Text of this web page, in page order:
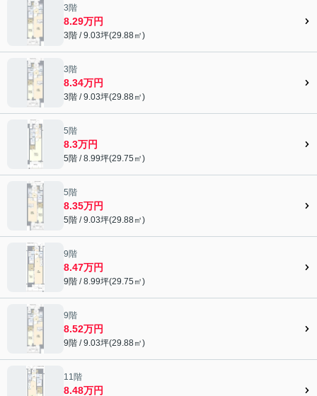
3階
8.29万円
3階 / 9.03坪(29.88㎡)
3階
8.34万円
3階 / 9.03坪(29.88㎡)
5階
8.3万円
5階 / 8.99坪(29.75㎡)
5階
8.35万円
5階 / 9.03坪(29.88㎡)
9階
8.47万円
9階 / 8.99坪(29.75㎡)
9階
8.52万円
9階 / 9.03坪(29.88㎡)
11階
8.48万円